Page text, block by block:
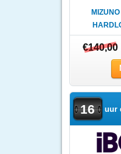
€140,00
€140,00
16 uur